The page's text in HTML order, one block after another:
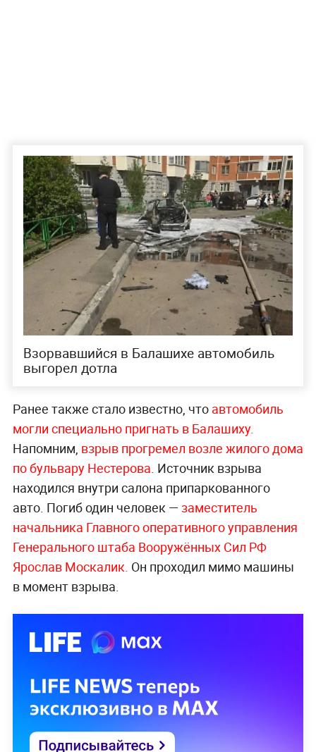
Взорвавшийся в Балашихе автомобиль
выгорел дотла
Ранее также стало известно, что автомобиль
могли специально пригнать в Балашиху.
Напомним, взрыв прогремел возле жилого дома
по бульвару Нестерова. Источник взрыва
находился внутри салона припаркованного
авто. Погиб один человек — заместитель
начальника Главного оперативного управления
Генерального штаба Вооружённых Сил РФ
Ярослав Москалик. Он проходил мимо машины
в момент взрыва.